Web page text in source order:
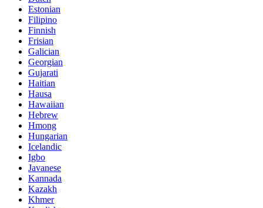
Estonian
Filipino
Finnish
Frisian
Galician
Georgian
Gujarati
Haitian
Hausa
Hawaiian
Hebrew
Hmong
Hungarian
Icelandic
Igbo
Javanese
Kannada
Kazakh
Khmer